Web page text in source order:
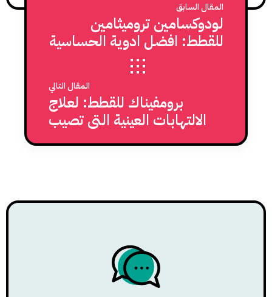
المقال السابق
لودوكسامين تروميثامين
للقطط: افضل ادوية الحساسية
المقال التالي
برومفيناك للقطط: لعلاج
الالتهابات العينية التي تصيب
القطط